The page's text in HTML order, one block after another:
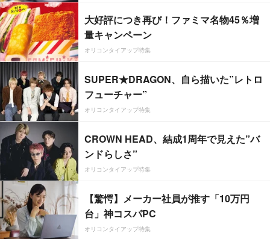
大好評につき再び！ファミマ名物45％増
量キャンペーン
オリコンタイアップ特集
SUPER★DRAGON、自ら描いた”レトロ
フューチャー”
オリコンタイアップ特集
CROWN HEAD、結成1周年で見えた”バ
ンドらしさ”
オリコンタイアップ特集
【驚愕】メーカー社員が推す「10万円
台」神コスパPC
オリコンタイアップ特集